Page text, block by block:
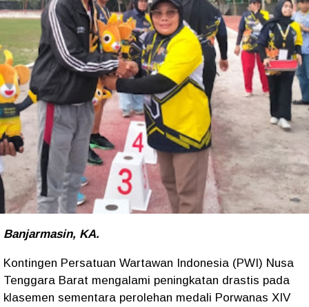
Banjarmasin, KA.
Kontingen Persatuan Wartawan Indonesia (PWI) Nusa
Tenggara Barat mengalami peningkatan drastis pada
klasemen sementara perolehan medali Porwanas XIV